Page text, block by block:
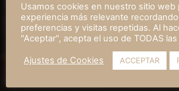
Usamos cookies en nuestro sitio web
experiencia más relevante
preferencias y visitas repetidas. Al
"Aceptar", acepta el uso de TODAS
Ajustes de Cookies ACCEPTAR